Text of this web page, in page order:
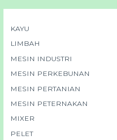
KAYU
LIMBAH
MESIN INDUSTRI
MESIN PERKEBUNAN
MESIN PERTANIAN
MESIN PETERNAKAN
MIXER
PELET